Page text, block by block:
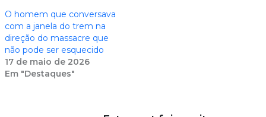
O homem que conversava
com a janela do trem na
direção do massacre que
não pode ser esquecido
17 de maio de 2026
Em "Destaques"